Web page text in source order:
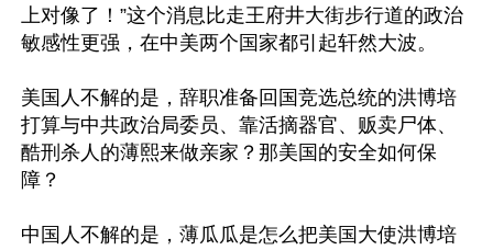
上对像了！”这个消息比走王府井大街步行道的政治
敏感性更强，在中美两个国家都引起轩然大波。
美国人不解的是，辞职准备回国竞选总统的洪博培
打算与中共政治局委员、靠活摘器官、贩卖尸体、
酷刑杀人的薄熙来做亲家？那美国的安全如何保
障？
中国人不解的是，薄瓜瓜是怎么把美国大使洪博培